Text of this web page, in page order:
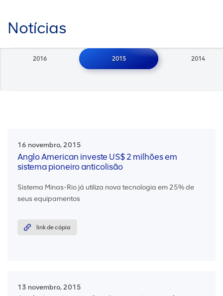
Notícias
2016 2015 2014
16 novembro, 2015
Anglo American investe US$ 2 milhões em
sistema pioneiro anticolisão
Sistema Minas-Rio já utiliza nova tecnologia em 25% de
seus equipamentos
link de cópia
13 novembro, 2015